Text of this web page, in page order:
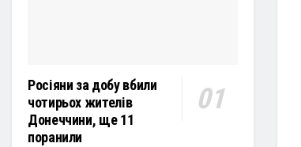
Росіяни за добу вбили
чотирьох жителів
Донеччини, ще 11
поранили